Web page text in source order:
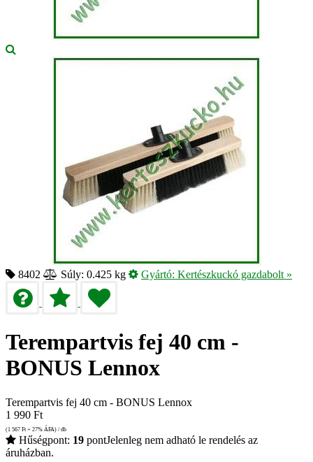
8402 Súly: 0.425 kg Gyártó: Kertészkuckó gazdabolt »
Terempartvis fej 40 cm -
BONUS Lennox
Terempartvis fej 40 cm - BONUS Lennox
1 990 Ft
(1 567 Ft + 27% ÁFA) / db
Hűségpont: 19 pontJelenleg nem adható le rendelés az
áruházban.